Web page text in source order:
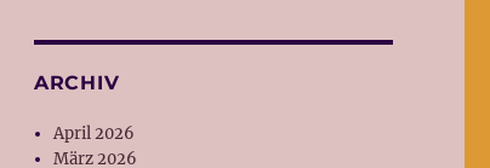
ARCHIV
April 2026
März 2026